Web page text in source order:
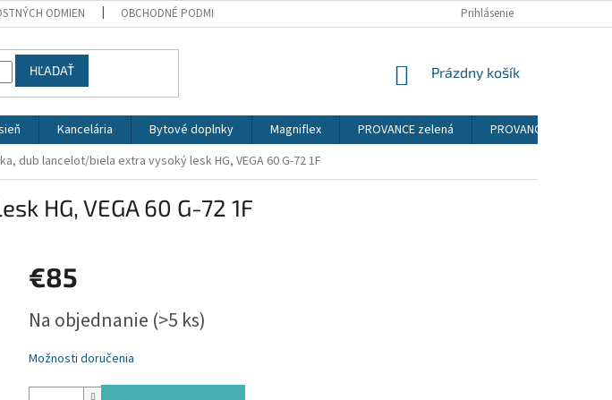
ODMIEN OBCHODNÉ PODMIENKY PODMIENKY OCHRANY OSOBNÝCH ÚDAJOVPrihlásenie
HĽADAŤ
NÁKUPNÝ
Prázdny košík
Kancelária Bytové doplnky Magniflex PROVANCE zelená
PROVANCE sosna
dub lancelot/biela extra vysoký lesk HG, VEGA 60 G-72 1F
HG, VEGA 60 G-72 1F
€85
cena:
Na objednanie (>5 ks)
Možnosti doručenia